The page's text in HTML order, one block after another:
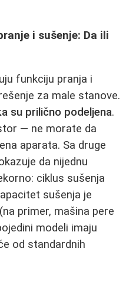
i sušenje: Da ili
funkciju pranja i
za male stanove.
su prilično podeljena.
— ne morate da
aparata. Sa druge
da nijednu
ciklus sušenja
sušenja je
primer, mašina pere
modeli imaju
od standardnih